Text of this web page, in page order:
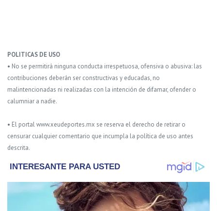
POLITICAS DE USO
• No se permitirá ninguna conducta irrespetuosa, ofensiva o abusiva: las
contribuciones deberán ser constructivas y educadas, no
malintencionadas ni realizadas con la intención de difamar, ofender o
calumniar a nadie.
• El portal www.xeudeportes.mx se reserva el derecho de retirar o
censurar cualquier comentario que incumpla la política de uso antes
descrita.